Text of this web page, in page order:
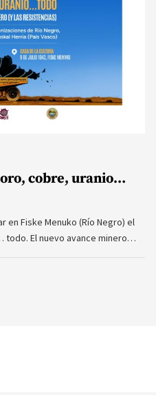
cobre, uranio…
en Fiske Menuko (Río Negro) el
El nuevo avance minero…